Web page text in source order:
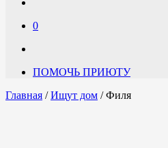
0
ПОМОЧЬ ПРИЮТУ
Главная /Ищут дом / Филя